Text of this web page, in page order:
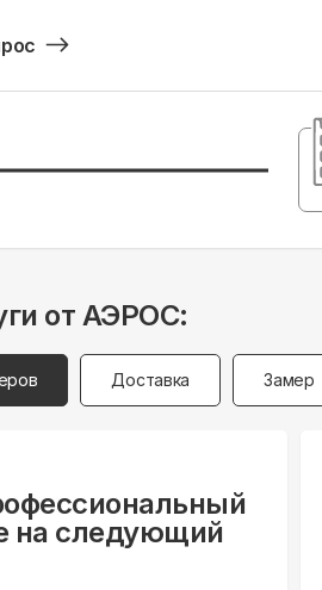
от АЭРОС:
Доставка Замер
на следующий